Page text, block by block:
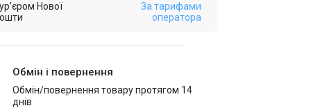
Нової
За тарифами
оператора
Обмін і повернення
Обмін/повернення товару протягом 14
днів